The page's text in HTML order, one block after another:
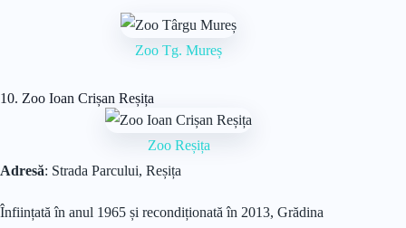
Zoo Tg. Mureș
10. Zoo Ioan Crișan Reșița
Zoo Reșița
Adresă: Strada Parcului, Reșița
Înființată în anul 1965 și recondiționată în 2013, Grădina